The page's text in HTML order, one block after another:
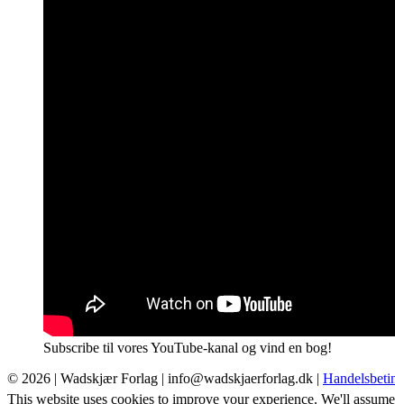
Subscribe til vores YouTube-kanal og vind en bog!
© 2026 | Wadskjær Forlag | info@wadskjaerforlag.dk |
This website uses cookies to improve your experience. We'll